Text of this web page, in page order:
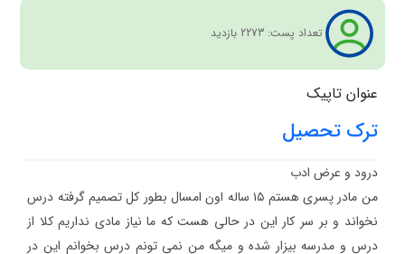
تعداد پست:3
227 بازدید
عنوان تاپیک
ترک تحصیل
من مادر پسری هستم ۱۵ ساله اون امسال بطور کل تصمیم گرفته درس
نخواند و بر سر کار این در حالی هست که ما نیاز مادی نداریم کلا از
درس و مدرسه بیزار شده و میگه من نمی تونم درس بخوانم این در